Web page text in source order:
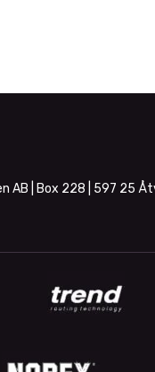
AB | Box 228 | 597 25